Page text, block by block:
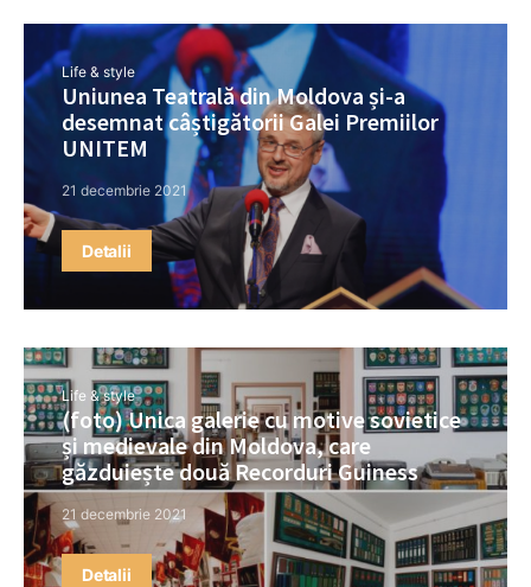
Life & style
Uniunea Teatrală din Moldova și-a
desemnat câștigătorii Galei Premiilor
UNITEM
21 decembrie 2021
Detalii
Life & style
(foto) Unica galerie cu motive sovietice
și medievale din Moldova, care
găzduiește două Recorduri Guiness
21 decembrie 2021
Detalii